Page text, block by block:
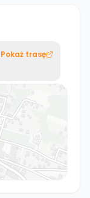
Pokaż trasę